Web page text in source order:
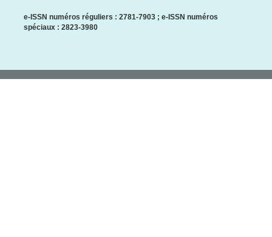
e-ISSN numéros réguliers : 2781-7903 ; e-ISSN numéros
spéciaux : 2823-3980